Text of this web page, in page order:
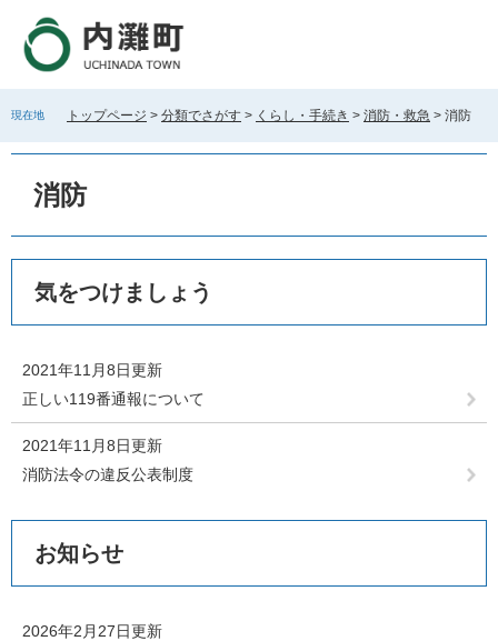
で
ば
現在地 トップページ > 分類でさがす > くらし・手続き > 消防・救急 > 消防
消防
気をつけましょう
2021年11月8日更新
正しい119番通報について
2021年11月8日更新
消防法令の違反公表制度
お知らせ
2026年2月27日更新